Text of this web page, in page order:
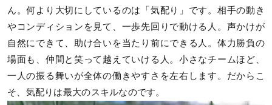
ん。何より大切にしているのは「気配り」です。相手の動き
やコンディションを見て、一歩先回りで動ける人。声かけが
自然にできて、助け合いを当たり前にできる人。体力勝負の
場面も、仲間と笑って越えていける人。小さなチームほど、
一人の振る舞いが全体の働きやすさを左右します。だからこ
そ、気配りは最大のスキルなのです。